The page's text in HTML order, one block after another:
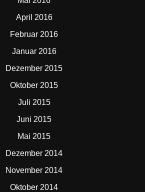
April 2016
Februar 2016
Januar 2016
Dezember 2015
Oktober 2015
Juli 2015
Juni 2015
Mai 2015
Dezember 2014
November 2014
Oktober 2014